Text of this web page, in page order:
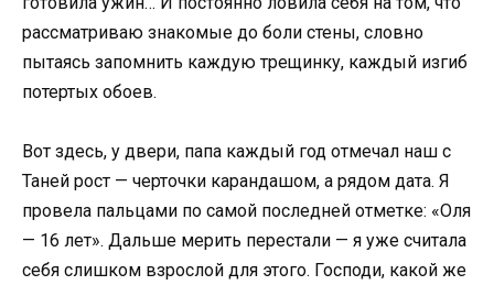
рассматриваю знакомые до боли стены, словно
пытаясь запомнить каждую трещинку, каждый изгиб
потертых обоев.
Вот здесь, у двери, папа каждый год отмечал наш с
Таней рост — черточки карандашом, а рядом дата. Я
провела пальцами по самой последней отметке: «Оля
— 16 лет». Дальше мерить перестали — я уже считала
себя слишком взрослой для этого. Господи, какой же